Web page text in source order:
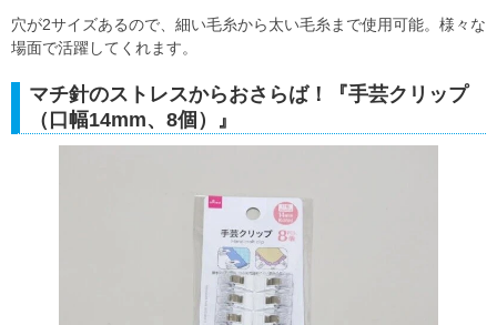
穴が2サイズあるので、細い毛糸から太い毛糸まで使用可能。様々な
場面で活躍してくれます。
マチ針のストレスからおさらば！『手芸クリップ
（口幅14mm、8個）』